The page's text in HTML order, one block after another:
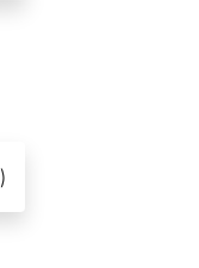
)